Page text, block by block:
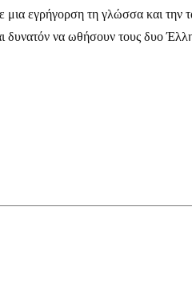
μια εγρήγορση τη γλώσσα και την
δυνατόν να ωθήσουν τους δυο